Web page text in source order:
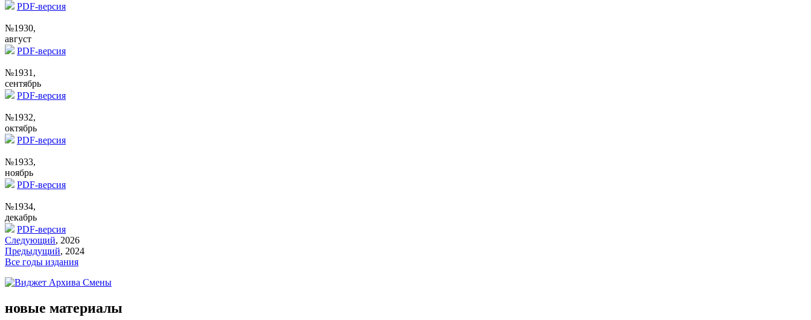
PDF-версия
№1930,
август
PDF-версия
№1931,
сентябрь
PDF-версия
№1932,
октябрь
PDF-версия
№1933,
ноябрь
PDF-версия
№1934,
декабрь
PDF-версия
Следующий, 2026
Предыдущий, 2024
Все годы издания
новые материалы